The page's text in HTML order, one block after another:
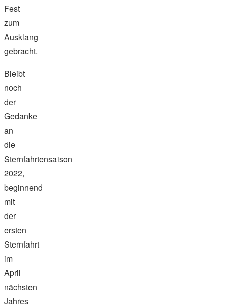
Fest
zum
Ausklang
gebracht.
Bleibt
noch
der
Gedanke
an
die
Sternfahrtensaison
2022,
beginnend
mit
der
ersten
Sternfahrt
im
April
nächsten
Jahres